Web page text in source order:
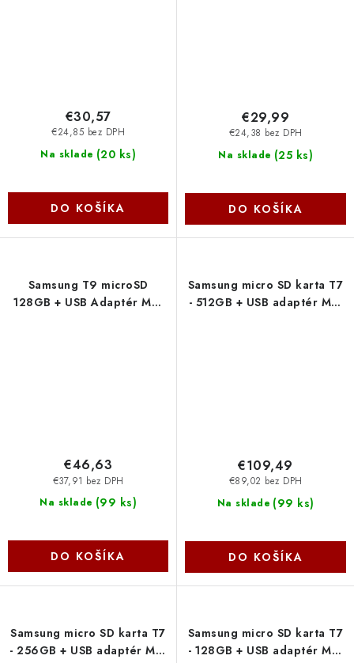
Na sklade (20 ks)
€24,85 bez DPH
€30,57
DO KOŠÍKA
Na sklade (25 ks)
€24,38 bez DPH
€29,99
DO KOŠÍKA
Samsung T9 microSD
128GB + USB Adaptér MB-
Na sklade (99 ks)
€37,91 bez DPH
€46,63
DO KOŠÍKA
Samsung micro SD karta T7
- 512GB + USB adaptér MB-
Na sklade (99 ks)
€89,02 bez DPH
€109,49
DO KOŠÍKA
Samsung micro SD karta T7
- 256GB + USB adaptér MB-
Samsung micro SD karta T7
- 128GB + USB adaptér MB-